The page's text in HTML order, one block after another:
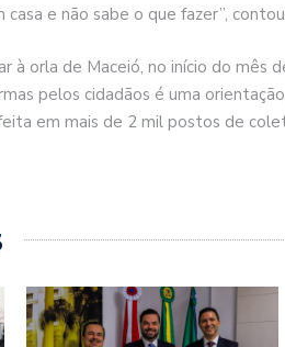
e não sabe o que fazer”,
à orla de Maceió, no início do mês
pelos cidadãos é uma
em mais de 2 mil postos de